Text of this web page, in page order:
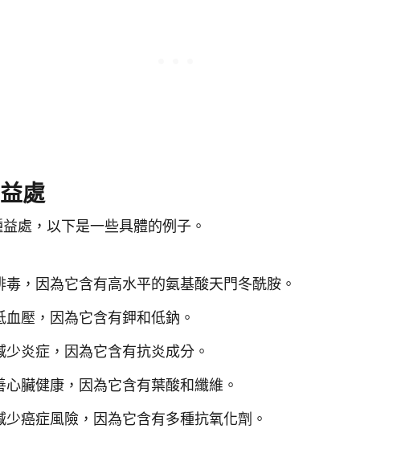
處
處，以下是一些具體的例子。
毒，因為它含有高水平的氨基酸天門冬酰胺。
血壓，因為它含有鉀和低鈉。
少炎症，因為它含有抗炎成分。
心臟健康，因為它含有葉酸和纖維。
少癌症風險，因為它含有多種抗氧化劑。